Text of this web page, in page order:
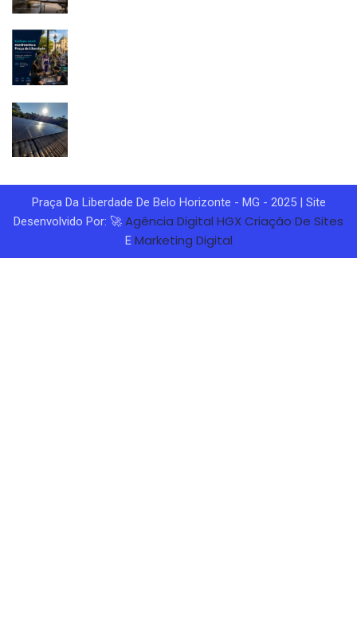
Praça Da Liberdade De Belo Horizonte - MG - 2025 | Site
Desenvolvido Por: 🚀 Agência Digital HGXCriação De Sites
E Marketing Digital